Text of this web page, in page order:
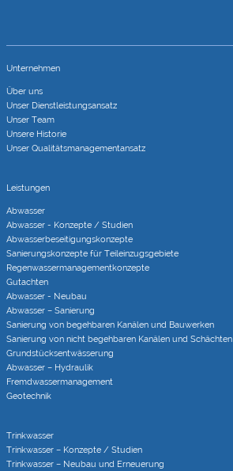
Unternehmen
Über uns
Unser Dienstleistungsansatz
Unser Team
Unsere Historie
Unser Qualitätsmanagementansatz
Leistungen
Abwasser
Abwasser - Konzepte / Studien
Abwasserbeseitigungs­konzepte
Sanierungs­konzepte für Teileinzugs­gebiete
Regenwasser­managementkonzepte
Gutachten
Abwasser - Neubau
Abwasser – Sanierung
Sanierung von begehbaren Kanälen und Bauwerken
Sanierung von nicht begehbaren Kanälen und Schächten
Grundstücks­entwässerung
Abwasser – Hydraulik
Fremdwasser­manage­ment
Geotechnik
Trinkwasser
Trinkwasser – Konzepte / Studien
Trinkwasser – Neubau und Erneuerung